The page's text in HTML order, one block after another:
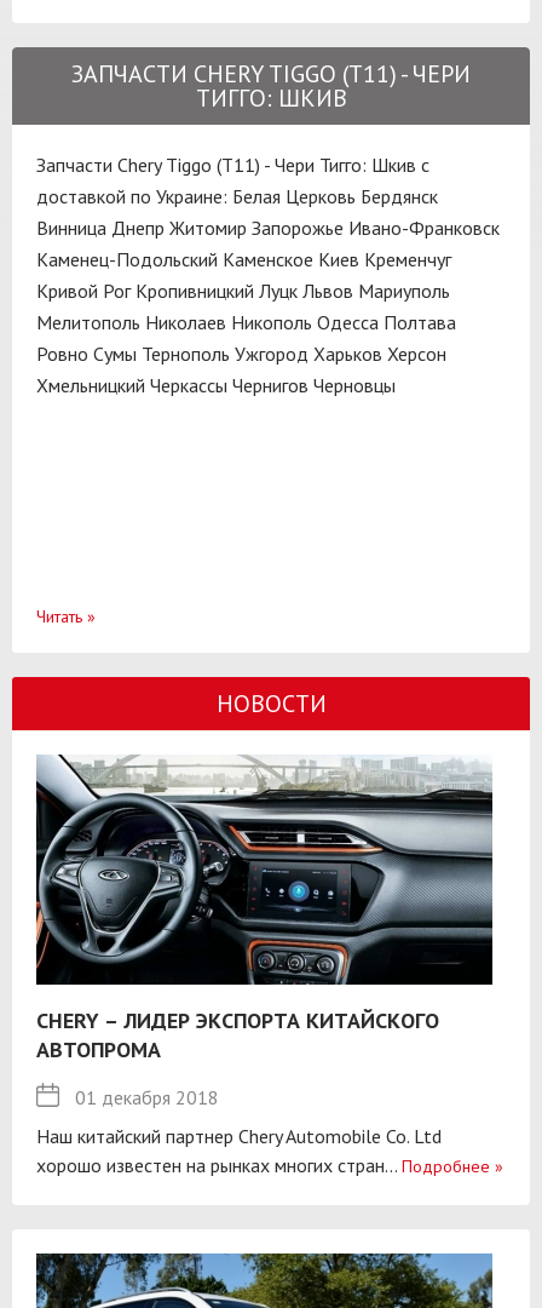
ЗАПЧАСТИ CHERY TIGGO (T11) - ЧЕРИ
ТИГГО: ШКИВ
Запчасти Chery Tiggo (T11) - Чери Тигго: Шкив с
доставкой по Украине: Белая Церковь Бердянск
Винница Днепр Житомир Запорожье Ивано-Франковск
Каменец-Подольский Каменское Киев Кременчуг
Кривой Рог Кропивницкий Луцк Львов Мариуполь
Мелитополь Николаев Никополь Одесса Полтава
Ровно Сумы Тернополь Ужгород Харьков Херсон
Хмельницкий Черкассы Чернигов Черновцы
Читать »
НОВОСТИ
CHERY – ЛИДЕР ЭКСПОРТА КИТАЙСКОГО
АВТОПРОМА
01 декабря 2018
Наш китайский партнер Chery Automobile Co. Ltd
хорошо известен на рынках многих стран... Подробнее »